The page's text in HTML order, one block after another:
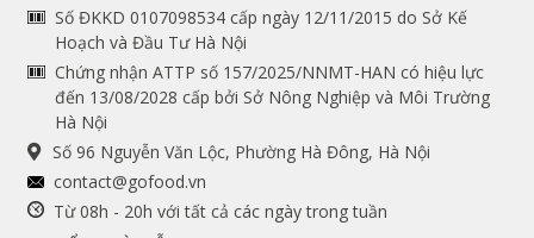
Chính sách và quy định
chung
Hướng dẫn đặt hàng
Cam kết chất lượng
Facebook
Instagram
Youtube
Tiktok
Shopee
Số ĐKKD 0107098534 cấp ngày 12/11/2015 do Sở Kế
Hoạch và Đầu Tư Hà Nội
Chứng nhận ATTP số 157/2025/NNMT-HAN có hiệu lực
đến 13/08/2028 cấp bởi Sở Nông Nghiệp và Môi Trường
Hà Nội
Số 96 Nguyễn Văn Lộc, Phường Hà Đông, Hà Nội
contact@gofood.vn
Từ 08h - 20h với tất cả các ngày trong tuần